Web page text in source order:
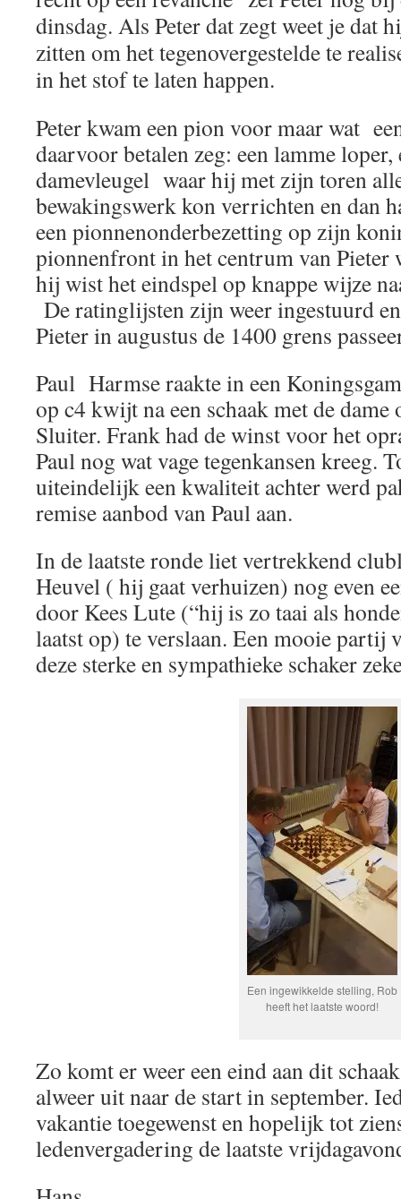
dinsdag. Als Peter dat zegt weet je dat
zitten om het tegenovergestelde te
in het stof te laten happen.
Peter kwam een pion voor maar wat
daarvoor betalen zeg: een lamme loper,
damevleugel waar hij met zijn toren
bewakingswerk kon verrichten en dan
een pionnenonderbezetting op zijn
pionnenfront in het centrum van Pieter
hij wist het eindspel op knappe wijze
De ratinglijsten zijn weer ingestuurd
Pieter in augustus de 1400 grens
Paul Harmse raakte in een
op c4 kwijt na een schaak met de dame
Sluiter. Frank had de winst voor het
Paul nog wat vage tegenkansen kreeg.
uiteindelijk een kwaliteit achter werd
remise aanbod van Paul aan.
In de laatste ronde liet vertrekkend
Heuvel ( hij gaat verhuizen) nog even
door Kees Lute (“hij is zo taai als
laatst op) te verslaan. Een mooie partij
deze sterke en sympathieke schaker
Een ingewikkelde stelling, Rob
heeft het laatste woord!
Zo komt er weer een eind aan dit
alweer uit naar de start in september.
vakantie toegewenst en hopelijk tot
ledenvergadering de laatste